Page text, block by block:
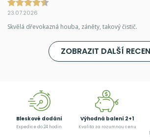
23.07.2026
Skvělá dřevokazná houba, záněty, takový čistič.
ZOBRAZIT DALŠÍ
Bleskové dodání
Expedice do 24 hodin
Výhodná balení 2+1
Kvalita za rozumnou cenu